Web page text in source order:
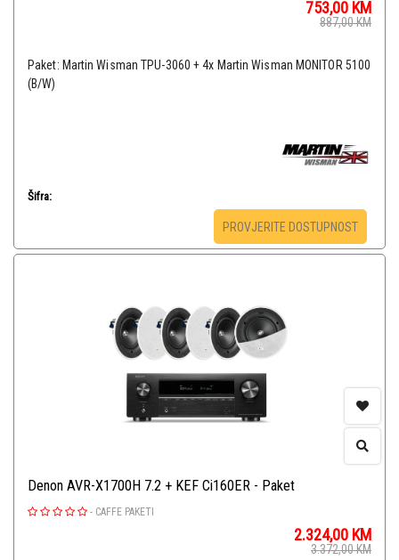
753,00 KM
887,00KM
Paket: Martin Wisman TPU-3060 + 4x Martin Wisman MONITOR 5100
(B/W)
Šifra:
PROVJERITE DOSTUPNOST
Denon AVR-X1700H 7.2 + KEF Ci160ER - Paket
- CAFFE PAKETI
2.324,00 KM
3.372,00KM